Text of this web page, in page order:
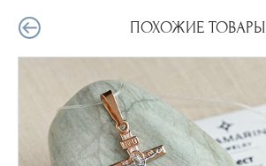
ПОХОЖИЕ ТОВАРЫ